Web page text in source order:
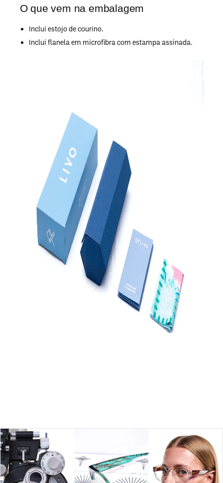
O que vem na embalagem
Inclui estojo de courino.
Inclui flanela em microfibra com estampa assinada.